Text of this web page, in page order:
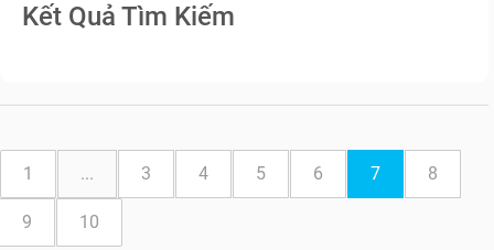
Kết Quả Tìm Kiếm
1 ... 3 4 5 6 7 8
9 10